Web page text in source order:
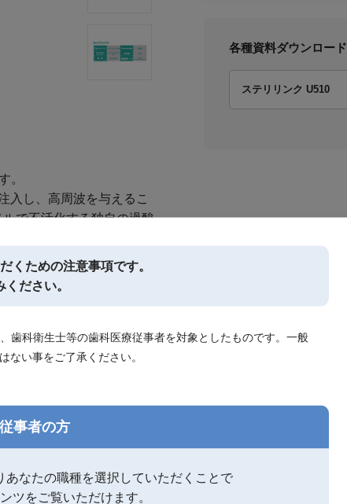
。
入し、高周波を与えるこ
で不活化する独自の過酸
後の過酸化水素成分を低
還元され、安全に排出す
各種資料ダウンロード
ステリリンク U510
くための注意事項です。
ださい。
歯科衛生士等の歯科医療従事者を対象としたものです。一般
ない事をご了承ください。
事者の方
なたの職種を選択していただくことで
ツをご覧いただけます。